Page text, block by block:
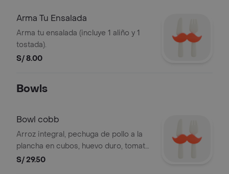
Arma Tu Ensalada
Arma tu ensalada (incluye 1 aliño y 1
tostada).
S/ 8.00
Bowls
Bowl cobb
Arroz integral, pechuga de pollo a la
plancha en cubos, huevo duro, tomate,
choclo y palta (mayonesa especial)
S/ 29.50